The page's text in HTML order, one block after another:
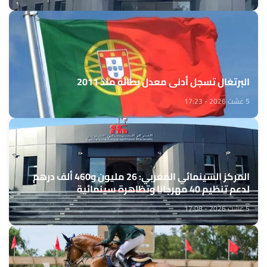
البرتغال تسجل أدنى معدل بطالة منذ 2011
5 غشت 2026 - 17:23
المركز السينمائي المغربي: 26 مليون و460 ألف درهم
لدعم تنظيم 40 مهرجانا وتظاهرة سينمائية
5 غشت 2026 - 17:08